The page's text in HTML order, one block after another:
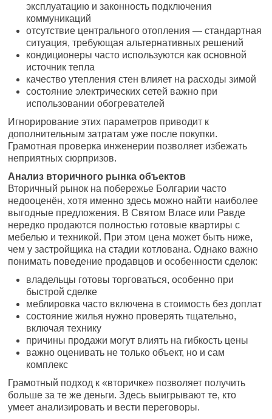
эксплуатацию и законность подключения
коммуникаций
отсутствие центрального отопления — стандартная
ситуация, требующая альтернативных решений
кондиционеры часто используются как основной
источник тепла
качество утепления стен влияет на расходы зимой
состояние электрических сетей важно при
использовании обогревателей
Игнорирование этих параметров приводит к
дополнительным затратам уже после покупки.
Грамотная проверка инженерии позволяет избежать
неприятных сюрпризов.
Анализ вторичного рынка объектов
Вторичный рынок на побережье Болгарии часто
недооценён, хотя именно здесь можно найти наиболее
выгодные предложения. В Святом Власе или Равде
нередко продаются полностью готовые квартиры с
мебелью и техникой. При этом цена может быть ниже,
чем у застройщика на стадии котлована. Однако важно
понимать поведение продавцов и особенности сделок:
владельцы готовы торговаться, особенно при
быстрой сделке
меблировка часто включена в стоимость без доплат
состояние жилья нужно проверять тщательно,
включая технику
причины продажи могут влиять на гибкость цены
важно оценивать не только объект, но и сам
комплекс
Грамотный подход к «вторичке» позволяет получить
больше за те же деньги. Здесь выигрывают те, кто
умеет анализировать и вести переговоры.